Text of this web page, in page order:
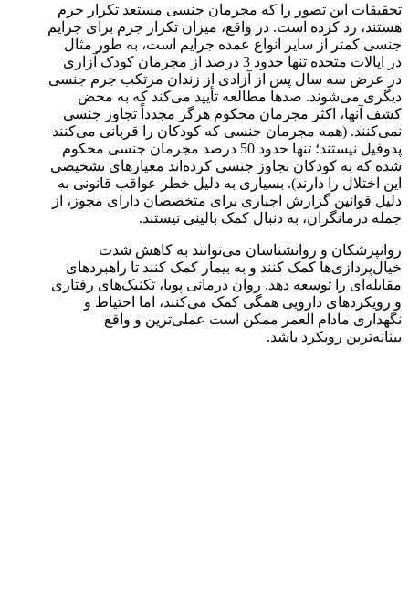
تحقیقات این تصور را که مجرمان جنسی مستعد تکرار جرم
هستند، رد کرده است. در واقع، میزان تکرار جرم برای جرایم
جنسی کمتر از سایر انواع عمده جرایم است، به طور مثال
در ایالات متحده تنها حدود 3 درصد از مجرمان کودک آزاری
در عرض سه سال پس از آزادی از زندان مرتکب جرم جنسی
دیگری می‌شوند. صدها مطالعه تأیید می‌کند که به محض
کشف آنها، اکثر مجرمان محکوم هرگز مجدداً تجاوز جنسی
نمی‌کنند. (همه مجرمان جنسی که کودکان را قربانی می‌کنند
پدوفیل نیستند؛ تنها حدود 50 درصد مجرمان جنسی محکوم
شده که به کودکان تجاوز جنسی کرده‌اند معیارهای تشخیصی
این اختلال را دارند). بسیاری به دلیل خطر عواقب قانونی به
دلیل قوانین گزارش اجباری برای متخصصان دارای مجوز، از
جمله درمانگران، به دنبال کمک بالینی نیستند.
روانپزشکان و روانشناسان می‌توانند به کاهش شدت
خیال‌پردازی‌ها کمک کنند و به بیمار کمک کنند تا راهبردهای
مقابله‌ای را توسعه دهد. روان درمانی پویا، تکنیک‌های رفتاری
و رویکردهای دارویی همگی کمک می‌کنند، اما احتیاط و
نگهداری مادام العمر ممکن است عملی‌ترین و واقع
بینانه‌ترین رویکرد باشد.